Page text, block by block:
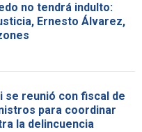
no tendrá indulto:
Ernesto Álvarez,
se reunió con fiscal de
para coordinar
la delincuencia